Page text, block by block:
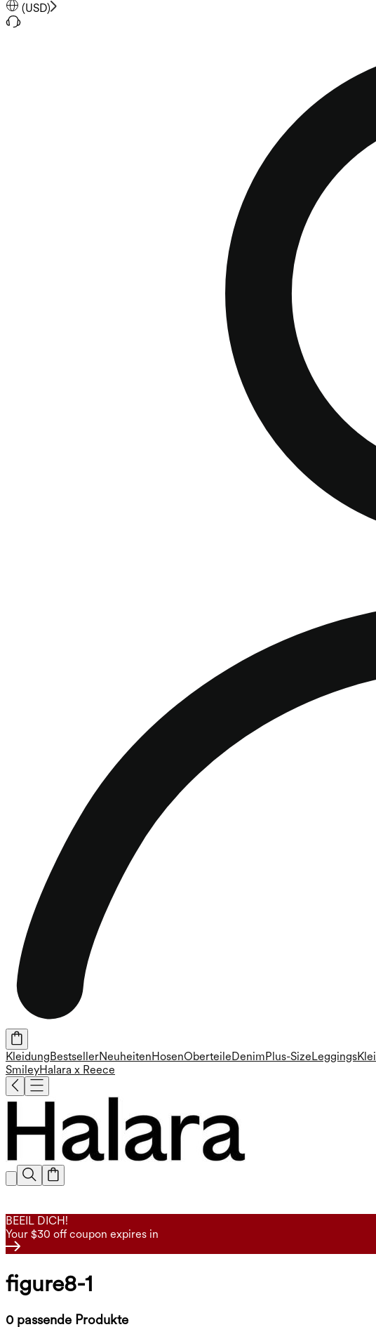
(USD)
KleidungBestsellerNeuheitenHosenOberteileDenimPlus-SizeLeggings
SmileyHalara x Reece
BEEIL DICH!
Your $30 off coupon expires in
figure8-1
0 passende Produkte